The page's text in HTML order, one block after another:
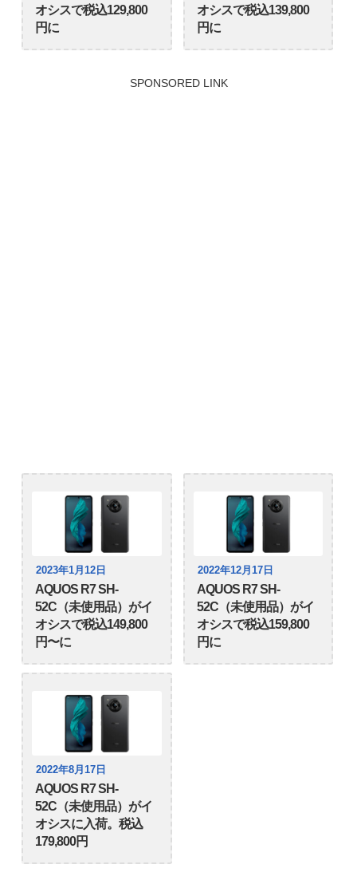
オシスで税込129,800
円に
オシスで税込139,800
円に
SPONSORED LINK
2023年1月12日
AQUOS R7 SH-
52C（未使用品）がイ
オシスで税込149,800
円〜に
2022年12月17日
AQUOS R7 SH-
52C（未使用品）がイ
オシスで税込159,800
円に
2022年8月17日
AQUOS R7 SH-
52C（未使用品）がイ
オシスに入荷。税込
179,800円